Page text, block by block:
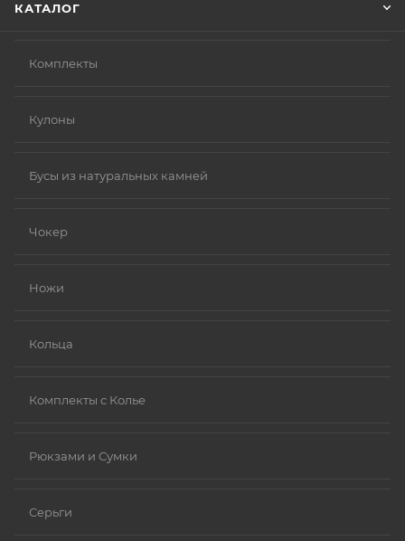
КАТАЛОГ
Комплекты
Кулоны
Бусы из натуральных камней
Чокер
Ножи
Кольца
Комплекты с Колье
Рюкзами и Сумки
Серьги